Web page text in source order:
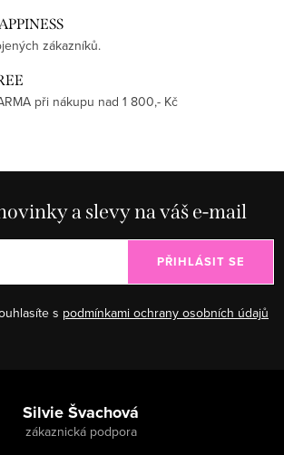
zákazníků.
při nákupu nad 1 800,- Kč
a slevy na váš e-mail
s podmínkami ochrany osobních údajů
PŘIHLÁSIT SE
Silvie Švachová